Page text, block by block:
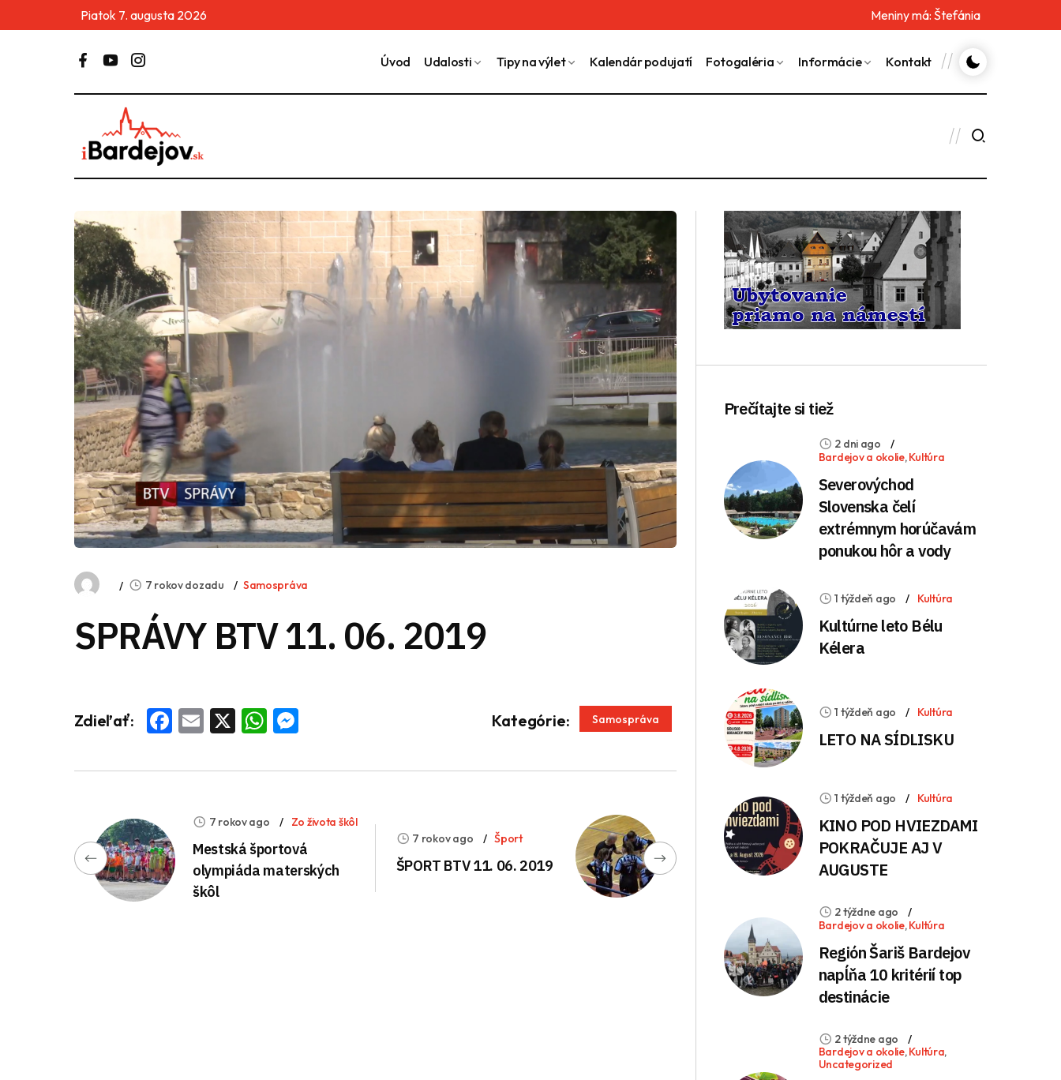
Piatok 7. augusta 2026 Meniny má: Štefánia
Úvod Udalosti Tipy na výlet Kalendár podujatí Fotogaléria Informácie Kontakt
7 rokov dozadu Samospráva
SPRÁVY BTV 11. 06. 2019
Zdieľať: Facebook
Email
X WhatsApp
Messenger Kategórie: Samospráva
7 rokov ago Zo života škôl
Mestská športová
olympiáda materských
škôl
7 rokov ago Šport
ŠPORT BTV 11. 06. 2019
Prečítajte si tiež
2 dni ago
Bardejov a okolie,Kultúra
Severovýchod
Slovenska čelí
extrémnym horúčavám
ponukou hôr a vody
1 týždeň ago Kultúra
Kultúrne leto Bélu
Kélera
1 týždeň ago Kultúra
LETO NA SÍDLISKU
1 týždeň ago Kultúra
KINO POD HVIEZDAMI
POKRAČUJE AJ V
AUGUSTE
2 týždne ago
Bardejov a okolie,Kultúra
Región Šariš Bardejov
napĺňa 10 kritérií top
destinácie
2 týždne ago
Bardejov a okolie,Kultúra,
Uncategorized